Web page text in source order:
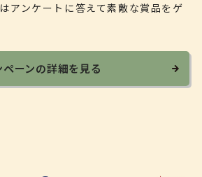
アンケートに答えて素敵な賞品をゲ
ペーンの詳細を見る